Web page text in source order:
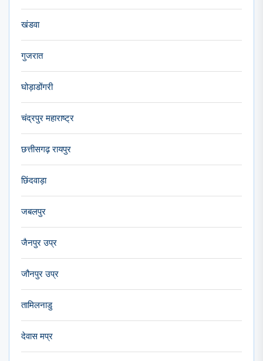
खंडवा
गुजरात
घोड़ाडोंगरी
चंद्रपुर महाराष्ट्र
छत्तीसगढ़ रायपुर
छिंदवाड़ा
जबलपुर
जैनपुर उप्र
जौनपुर उप्र
तामिलनाडु
देवास मप्र